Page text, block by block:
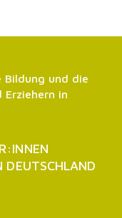
Bildung und die
Erziehern in
DEUTSCHLAND